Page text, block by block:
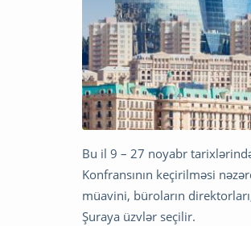
Bu il 9 – 27 noyabr
Konfransının keçirilməsi
müavini, büroların
Şuraya üzvlər seçilir.